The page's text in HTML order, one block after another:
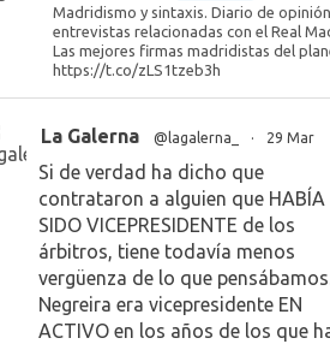
Madridismo y sintaxis. Diario de
entrevistas relacionadas con el Real
Las mejores firmas madridistas del
https://t.co/zLS1tzeb3h
La Galerna @lagalerna_ · 29 Mar
Si de verdad ha dicho que
contrataron a alguien que HABÍA
SIDO VICEPRESIDENTE de los
árbitros, tiene todavía menos
vergüenza de lo que
Negreira era vicepresidente EN
ACTIVO en los años de los que